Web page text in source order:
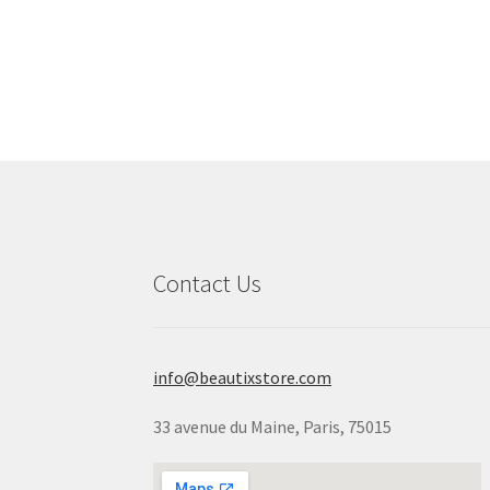
Contact Us
info@beautixstore.com
33 avenue du Maine, Paris, 75015